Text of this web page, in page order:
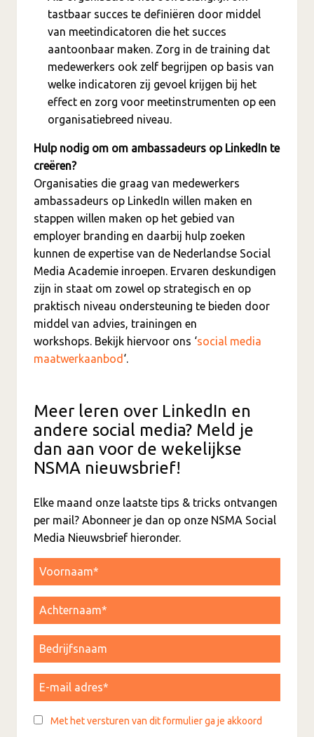
tastbaar succes te definiëren door middel
van meetindicatoren die het succes
aantoonbaar maken. Zorg in de training dat
medewerkers ook zelf begrijpen op basis van
welke indicatoren zij gevoel krijgen bij het
effect en zorg voor meetinstrumenten op een
organisatiebreed niveau.
Hulp nodig om om ambassadeurs op LinkedIn te
creëren?
Organisaties die graag van medewerkers
ambassadeurs op LinkedIn willen maken en
stappen willen maken op het gebied van
employer branding en daarbij hulp zoeken
kunnen de expertise van de Nederlandse Social
Media Academie inroepen. Ervaren deskundigen
zijn in staat om zowel op strategisch en op
praktisch niveau ondersteuning te bieden door
middel van advies, trainingen en
workshops. Bekijk hiervoor ons ‘social media
maatwerkaanbod ‘.
Meer leren over LinkedIn en
andere social media? Meld je
dan aan voor de wekelijkse
NSMA nieuwsbrief!
Elke maand onze laatste tips & tricks ontvangen
per mail? Abonneer je dan op onze NSMA Social
Media Nieuwsbrief hieronder.
Met het versturen van dit formulier ga je akkoord